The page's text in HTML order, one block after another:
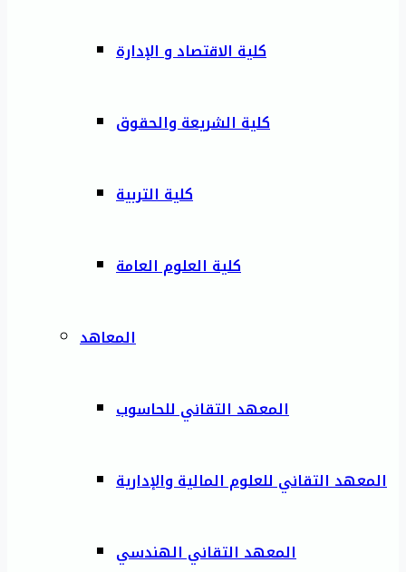
كلية الاقتصاد و الإدارة
كلية الشريعة والحقوق
كلية التربية
كلية العلوم العامة
المعاهد
المعهد التقاني للحاسوب
المعهد التقاني للعلوم المالية والإدارية
المعهد التقاني الهندسي